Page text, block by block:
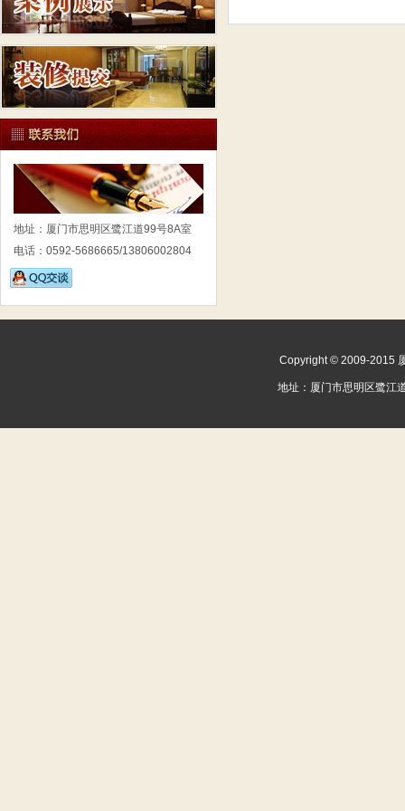
地址：厦门市思明区鹭江道99号8A室
电话：0592-5686665/13806002804
Copyright © 2009-2015
地址： 厦门市思明区鹭江